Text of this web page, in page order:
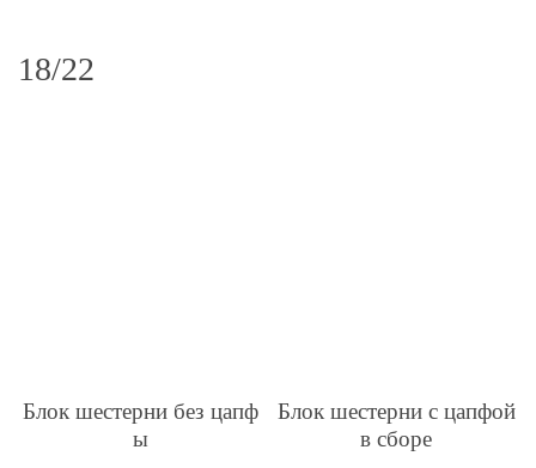
18/22
Блок шестерни без цапф
ы
Блок шестерни с цапфой
в сборе